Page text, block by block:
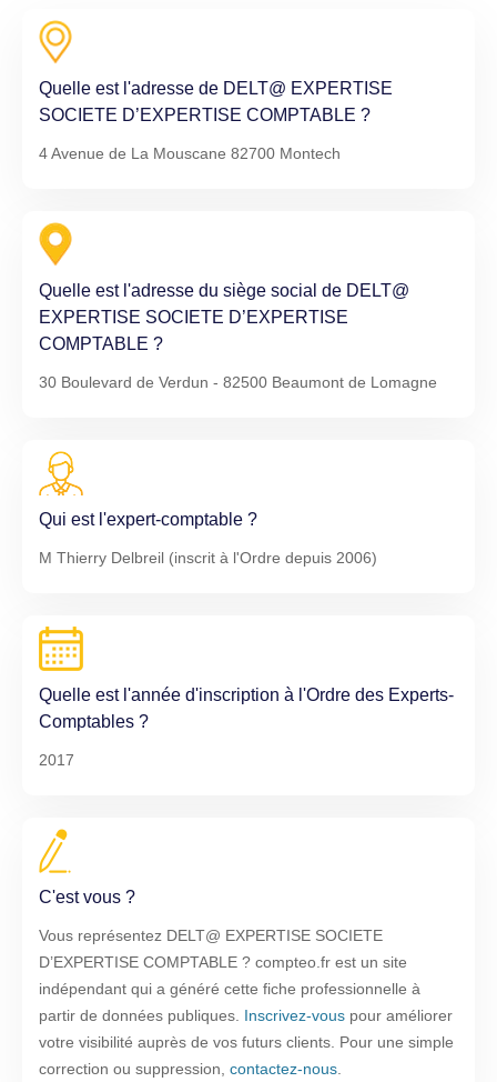
Quelle est l'adresse de DELT@ EXPERTISE
SOCIETE D’EXPERTISE COMPTABLE ?
4 Avenue de La Mouscane 82700 Montech
Quelle est l'adresse du siège social de DELT@
EXPERTISE SOCIETE D’EXPERTISE
COMPTABLE ?
30 Boulevard de Verdun - 82500 Beaumont de Lomagne
Qui est l'expert-comptable ?
M Thierry Delbreil (inscrit à l'Ordre depuis 2006)
Quelle est l'année d'inscription à l'Ordre des Experts-
Comptables ?
2017
C'est vous ?
Vous représentez DELT@ EXPERTISE SOCIETE
D’EXPERTISE COMPTABLE ? compteo.fr est un site
indépendant qui a généré cette fiche professionnelle à
partir de données publiques. Inscrivez-vous pour améliorer
votre visibilité auprès de vos futurs clients. Pour une simple
correction ou suppression, contactez-nous